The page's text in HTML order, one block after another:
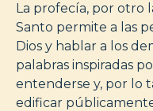
La profecía, por otro
Santo permite a las
Dios y hablar a los
palabras inspiradas
entenderse y, por lo
edificar públicamente